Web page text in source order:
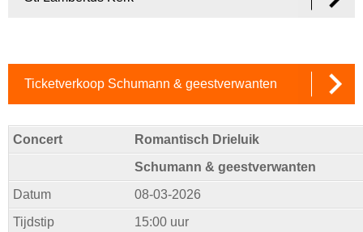
Ticketverkoop Schumann & geestverwanten
Concert
Romantisch Drieluik
Schumann & geestverwanten
Datum
08-03-2026
Tijdstip
15:00 uur